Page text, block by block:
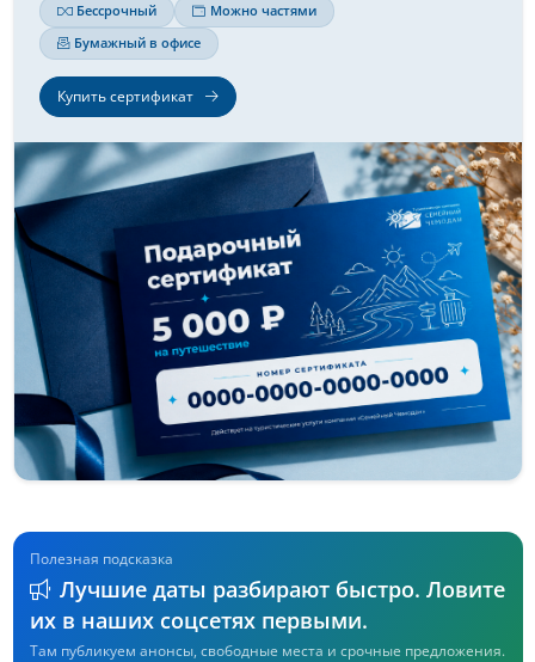
Бессрочный
Можно частями
Бумажный в офисе
Купить сертификат
Полезная подсказка
Лучшие даты разбирают быстро. Ловите
их в наших соцсетях первыми.
Там публикуем анонсы, свободные места и срочные предложения.